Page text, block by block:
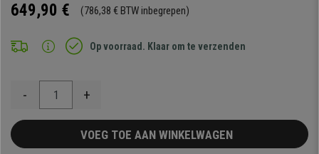
649,90 € (786,38 € BTW inbegrepen)
Op voorraad. Klaar om te verzenden
- +
VOEG TOE AAN WINKELWAGEN